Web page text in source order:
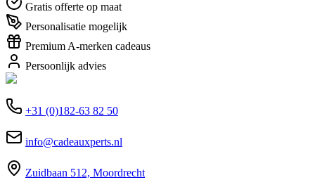
Gratis offerte op maat
Personalisatie mogelijk
Premium A-merken cadeaus
Persoonlijk advies
+31 (0)182-63 82 50
info@cadeauxperts.nl
Zuidbaan 512, Moordrecht